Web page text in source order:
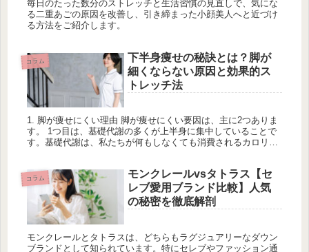
毎日のたった数分のストレッチと生活習慣の見直しで、気にな
る二重あごの原因を改善し、引き締まった小顔美人へと近づけ
る方法をご紹介します。
コラム
下半身痩せの秘訣とは？脚が
細くならない原因と効果的ス
トレッチ法
1. 脚が痩せにくい理由 脚が痩せにくい要因は、主に2つありま
す。 1つ目は、基礎代謝の多くが上半身に集中していることで
す。基礎代謝は、私たちが何もしなくても消費されるカロリー
コラム
モンクレールvsタトラス【セ
レブ愛用ブランド比較】人気
の秘密を徹底解剖
モンクレールとタトラスは、どちらもラグジュアリーなダウン
ブランドとして知られています。特にセレブやファッション通